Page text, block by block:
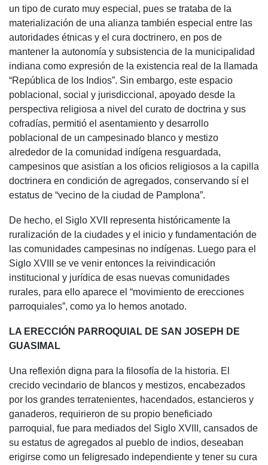
un tipo de curato muy especial, pues se trataba de la
materialización de una alianza también especial entre las
autoridades étnicas y el cura doctrinero, en pos de
mantener la autonomía y subsistencia de la municipalidad
indiana como expresión de la existencia real de la llamada
“República de los Indios”. Sin embargo, este espacio
poblacional, social y jurisdiccional, apoyado desde la
perspectiva religiosa a nivel del curato de doctrina y sus
cofradías, permitió el asentamiento y desarrollo
poblacional de un campesinado blanco y mestizo
alrededor de la comunidad indígena resguardada,
campesinos que asistían a los oficios religiosos a la capilla
doctrinera en condición de agregados, conservando sí el
estatus de “vecino de la ciudad de Pamplona”.
De hecho, el Siglo XVII representa históricamente la
ruralización de la ciudades y el inicio y fundamentación de
las comunidades campesinas no indígenas. Luego para el
Siglo XVIII se ve venir entonces la reivindicación
institucional y jurídica de esas nuevas comunidades
rurales, para ello aparece el “movimiento de erecciones
parroquiales”, como ya lo hemos anotado.
LA ERECCIÓN PARROQUIAL DE SAN JOSEPH DE
GUASIMAL
Una reflexión digna para la filosofía de la historia. El
crecido vecindario de blancos y mestizos, encabezados
por los grandes terratenientes, hacendados, estancieros y
ganaderos, requirieron de su propio beneficiado
parroquial, fue para mediados del Siglo XVIII, cansados de
su estatus de agregados al pueblo de indios, deseaban
erigirse como un feligresado independiente y tener su cura